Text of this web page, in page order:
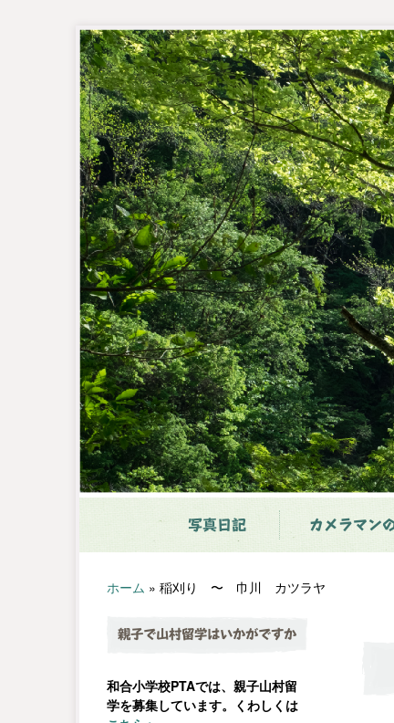
写真日記 カメラマン
ホーム » 稲刈り 〜 巾川 カツラヤ
親子で山村留学はいかがですか
和合小学校PTAでは、親子山村留
学を募集しています。くわしくは